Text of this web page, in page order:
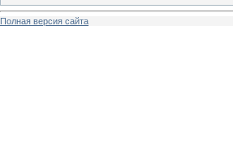
Полная версия сайта